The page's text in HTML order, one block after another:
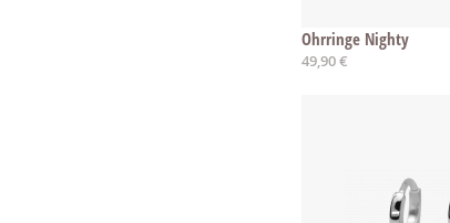
Ohrringe Nighty
49,90 €